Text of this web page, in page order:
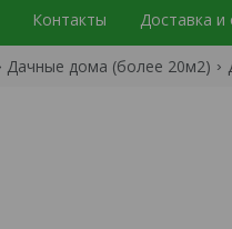
Контакты Доставка и
Дачные дома (более 20м2)